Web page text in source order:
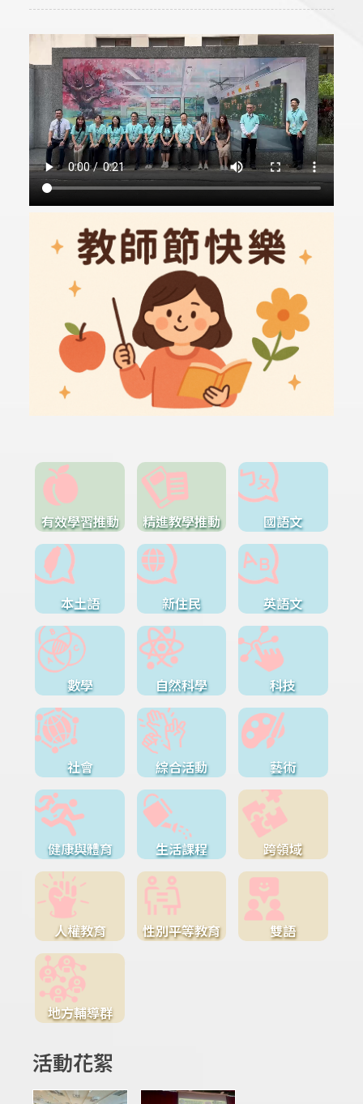
有效學習推動 精進教學推動 國語文
本土語 新住民 英語文
數學 自然科學 科技
社會 綜合活動 藝術
健康與體育 生活課程 跨領域
人權教育 性別平等教育 雙語
地方輔導群
活動花絮